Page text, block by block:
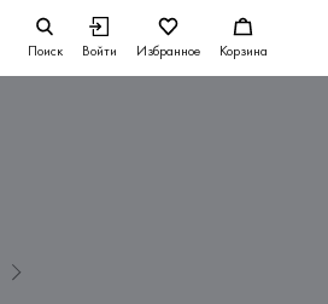
Поиск Войти Избранное Корзина